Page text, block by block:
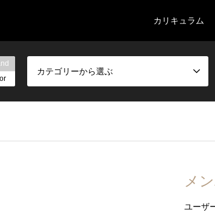
カリキュラム
or
カテゴリーから選ぶ
メ
ユーザ